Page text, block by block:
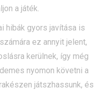
a játék.
hibák gyors javítása is
ez annyit jelent,
kerülnek, így még
nyomon követni a
játszhassunk, és